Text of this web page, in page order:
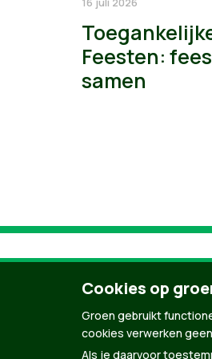
Feesten:
samen
Cookies op
Groen gebruikt
cookies verwerken
Als je daarvoor